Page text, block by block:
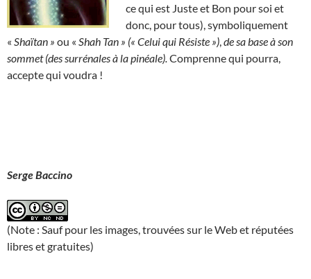
ce qui est Juste et Bon pour soi et
donc, pour tous), symboliquement
« Shaïtan » ou « Shah Tan » (« Celui qui Résiste ») de sa base à son
sommet (des surrénales à la pinéale). Comprenne qui pourra,
accepte qui voudra !
Serge Baccino
(Note : Sauf pour les images, trouvées sur le Web et réputées
libres et gratuites)